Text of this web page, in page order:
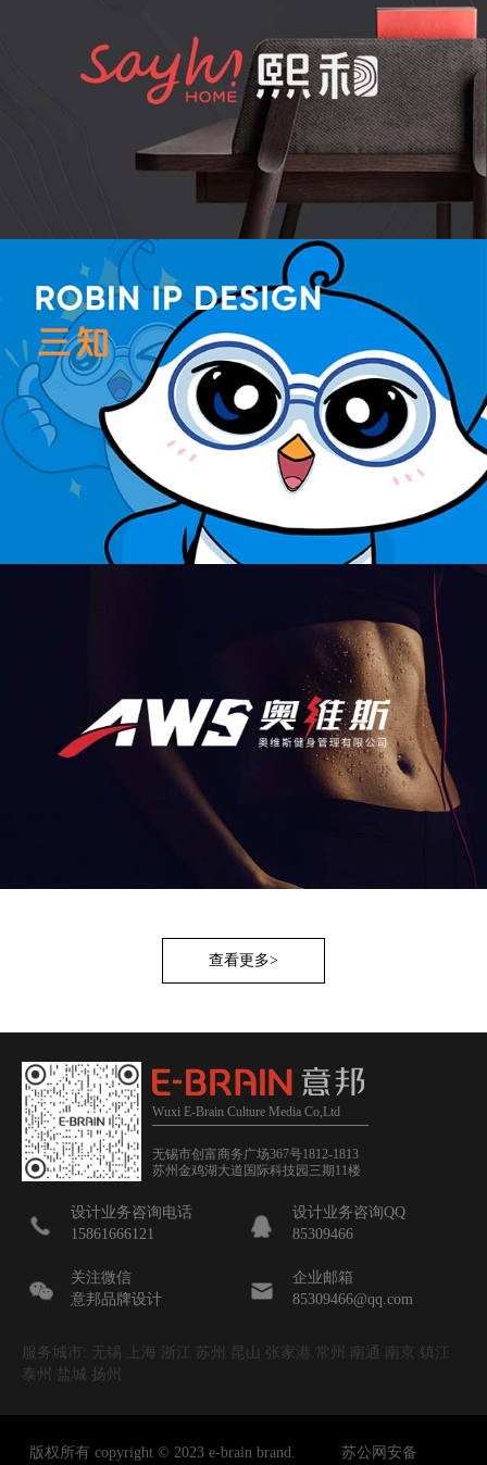
查看更多>
Wuxi E-Brain Culture Media Co,Ltd
无锡市创富商务广场367号1812-1813
苏州金鸡湖大道国际科技园三期11楼
设计业务咨询电话
15861666121
设计业务咨询QQ
85309466
关注微信
意邦品牌设计
企业邮箱
85309466@qq.com
服务城市: 无锡 上海 浙江 苏州 昆山 张家港 常州 南通 南京 镇江
泰州 盐城 扬州
版权所有 copyright © 2023 e-brain brand. 苏公网安备